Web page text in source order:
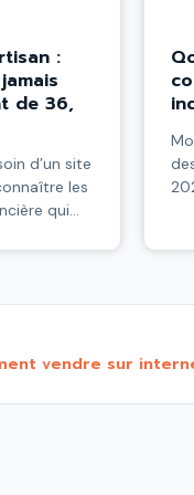
:
de 36,
d’un site
les
qui
à poser